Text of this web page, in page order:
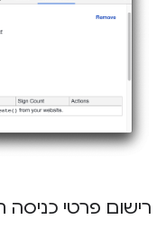
רישום פרטי כניסה